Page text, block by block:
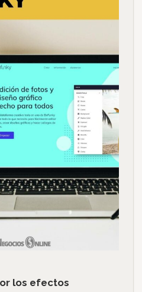
los efectos